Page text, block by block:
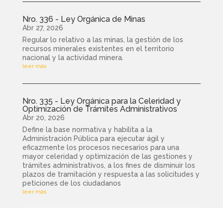
Nro. 336 - Ley Orgánica de Minas
Abr 27, 2026
Regular lo relativo a las minas, la gestión de los
recursos minerales existentes en el territorio
nacional y la actividad minera.
leer más
Nro. 335 - Ley Orgánica para la Celeridad y
Optimización de Trámites Administrativos
Abr 20, 2026
Define la base normativa y habilita a la
Administración Pública para ejecutar ágil y
eficazmente los procesos necesarios para una
mayor celeridad y optimización de las gestiones y
trámites administrativos, a los fines de disminuir los
plazos de tramitación y respuesta a las solicitudes y
peticiones de los ciudadanos
leer más